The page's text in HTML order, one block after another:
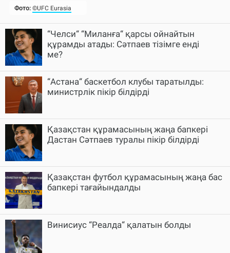
“Челси“ “Миланға“ қарсы ойнайтын
құрамды атады: Сәтпаев тізімге енді
ме?
“Астана“ баскетбол клубы таратылды:
министрлік пікір білдірді
Қазақстан құрамасының жаңа бапкері
Дастан Сәтпаев туралы пікір білдірді
Қазақстан футбол құрамасының жаңа бас
бапкері тағайындалды
Винисиус “Реалда“ қалатын болды